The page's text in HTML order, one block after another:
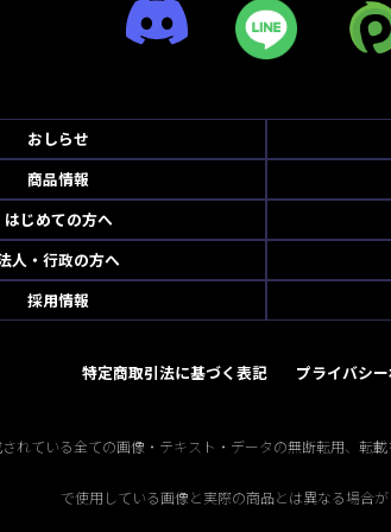
おしらせ
商品情報
はじめての方へ
人・行政の方へ
採用情報
特定商取引法に基づく表記 プライバシ
れている全ての画像・テキスト・データの無断転用、転
で使用している画像と実際の商品とは異なる場合が